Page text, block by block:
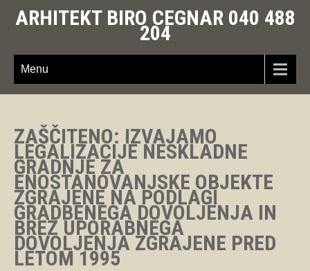
ARHITEKT BIRO CEGNAR 040 488
204
Menu
ZAŠČITENO: IZVAJAMO
LEGALIZACIJE NESKLADNE
GRADNJE ZA
ENOSTANOVANJSKE OBJEKTE
ZGRAJENE NA PODLAGI
GRADBENEGA DOVOLJENJA IN
BREZ UPORABNEGA
DOVOLJENJA ZGRAJENE PRED
LETOM 1995